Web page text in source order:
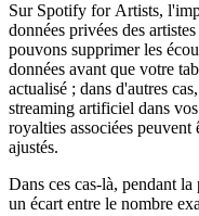
Sur Spotify for Artists,
données privées des
pouvons supprimer les
données avant que votre
actualisé ; dans d'autres
streaming artificiel dans
royalties associées peuvent
ajustés.
Dans ces cas-là, pendant
un écart entre le nombre